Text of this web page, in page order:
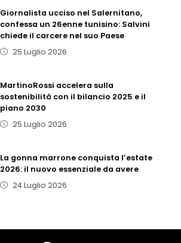
Giornalista ucciso nel Salernitano,
confessa un 26enne tunisino: Salvini
chiede il carcere nel suo Paese
25 Luglio 2026
MartinoRossi accelera sulla
sostenibilità con il bilancio 2025 e il
piano 2030
25 Luglio 2026
La gonna marrone conquista l’estate
2026: il nuovo essenziale da avere
24 Luglio 2026